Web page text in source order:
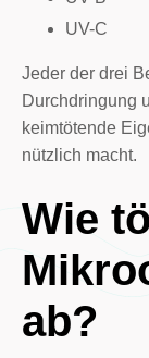
UV-C
Jeder der drei
Durchdringung
keimtötende
nützlich macht.
Wie
ab?